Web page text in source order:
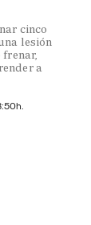
cinco
lesión
frenar,
a